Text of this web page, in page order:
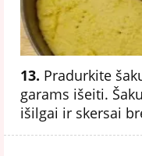
13. Pradurkite
garams išeiti.
išilgai ir skersai